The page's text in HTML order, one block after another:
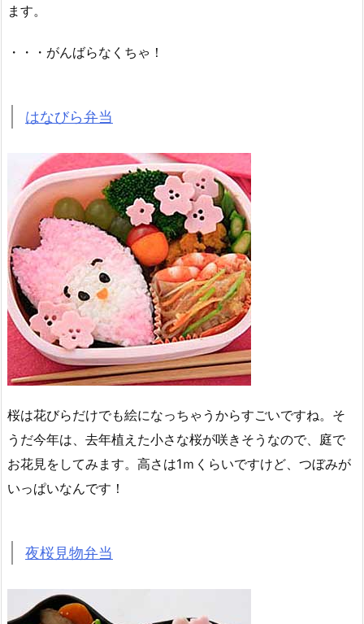
ます。
・・・がんばらなくちゃ！
はなびら弁当
桜は花びらだけでも絵になっちゃうからすごいですね。そ
うだ今年は、去年植えた小さな桜が咲きそうなので、庭で
お花見をしてみます。高さは1ｍくらいですけど、つぼみが
いっぱいなんです！
夜桜見物弁当